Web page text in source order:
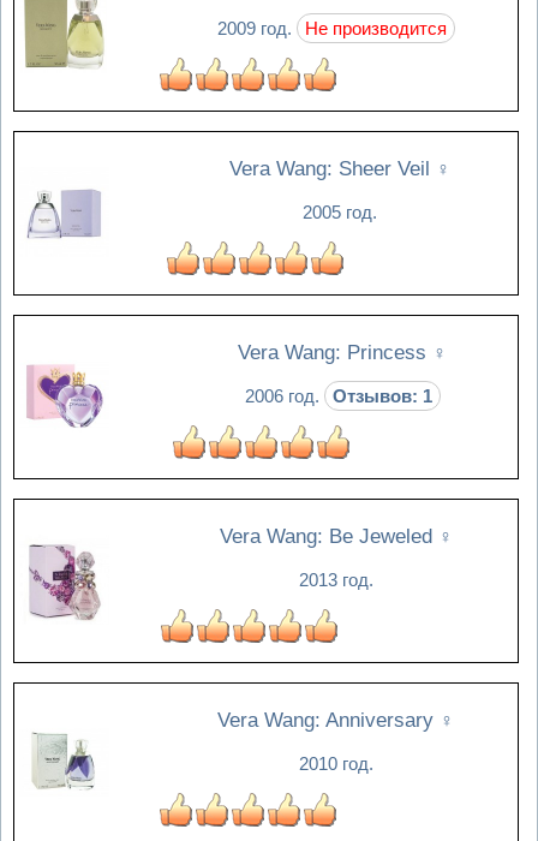
2009 год. Не производится
Vera Wang: Sheer Veil ♀
2005 год.
Vera Wang: Princess ♀
2006 год. Отзывов: 1
Vera Wang: Be Jeweled ♀
2013 год.
Vera Wang: Anniversary ♀
2010 год.